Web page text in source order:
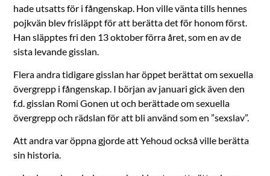
hade utsatts för i fångenskap. Hon ville vänta tills hennes
pojkvän blev frisläppt för att berätta det för honom först.
Han släpptes fri den 13 oktober förra året, som en av de
sista levande gisslan.
Flera andra tidigare gisslan har öppet berättat om sexuella
övergrepp i fångenskap. I början av januari gick även den
f.d. gisslan Romi Gonen ut och berättade om sexuella
övergrepp och rädslan för att bli använd som en ”sexslav”.
Att andra var öppna gjorde att Yehoud också ville berätta
sin historia.